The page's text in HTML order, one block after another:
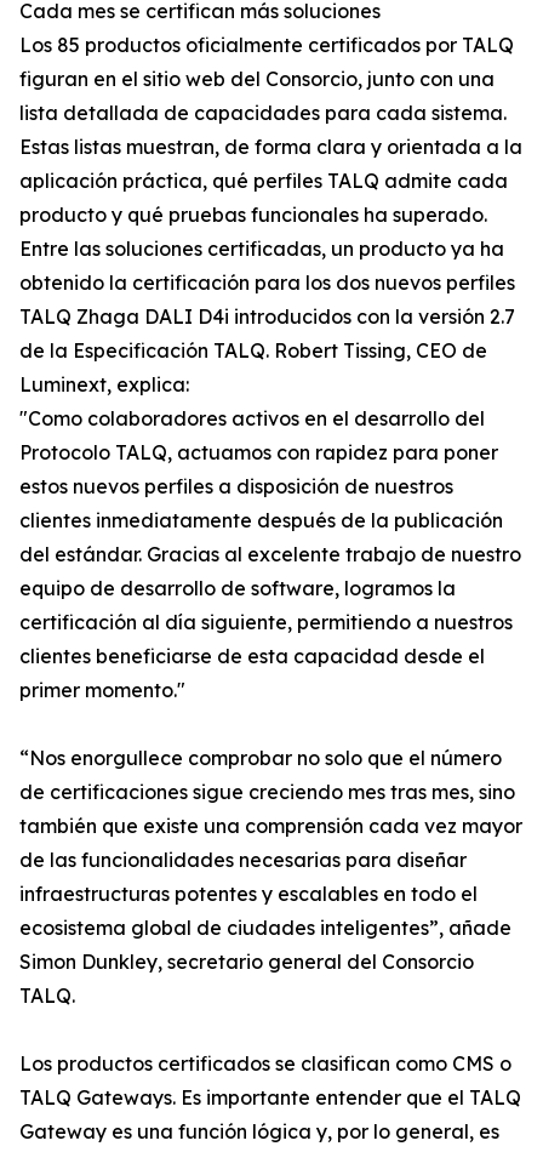
Cada mes se certifican más soluciones
Los 85 productos oficialmente certificados por TALQ
figuran en el sitio web del Consorcio, junto con una
lista detallada de capacidades para cada sistema.
Estas listas muestran, de forma clara y orientada a la
aplicación práctica, qué perfiles TALQ admite cada
producto y qué pruebas funcionales ha superado.
Entre las soluciones certificadas, un producto ya ha
obtenido la certificación para los dos nuevos perfiles
TALQ Zhaga DALI D4i introducidos con la versión 2.7
de la Especificación TALQ. Robert Tissing, CEO de
Luminext, explica:
"Como colaboradores activos en el desarrollo del
Protocolo TALQ, actuamos con rapidez para poner
estos nuevos perfiles a disposición de nuestros
clientes inmediatamente después de la publicación
del estándar. Gracias al excelente trabajo de nuestro
equipo de desarrollo de software, logramos la
certificación al día siguiente, permitiendo a nuestros
clientes beneficiarse de esta capacidad desde el
primer momento."
“Nos enorgullece comprobar no solo que el número
de certificaciones sigue creciendo mes tras mes, sino
también que existe una comprensión cada vez mayor
de las funcionalidades necesarias para diseñar
infraestructuras potentes y escalables en todo el
ecosistema global de ciudades inteligentes”, añade
Simon Dunkley, secretario general del Consorcio
TALQ.
Los productos certificados se clasifican como CMS o
TALQ Gateways. Es importante entender que el TALQ
Gateway es una función lógica y, por lo general, es